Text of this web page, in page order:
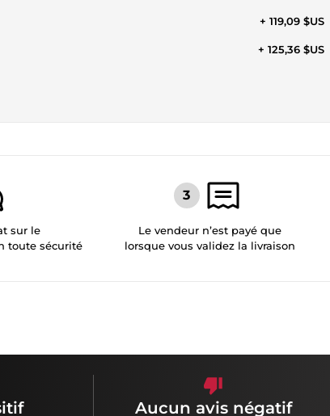
+ 119,09 $US
+ 125,36 $US
sur le
toute sécurité
Le vendeur n’est payé que
lorsque vous validez la livraison
Aucun avis négatif